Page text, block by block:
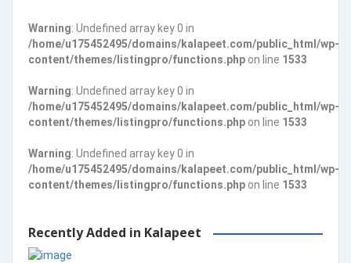
Warning: Undefined array key 0 in
/home/u175452495/domains/kalapeet.com/public_html/wp-
content/themes/listingpro/functions.php on line 1533
Warning: Undefined array key 0 in
/home/u175452495/domains/kalapeet.com/public_html/wp-
content/themes/listingpro/functions.php on line 1533
Warning: Undefined array key 0 in
/home/u175452495/domains/kalapeet.com/public_html/wp-
content/themes/listingpro/functions.php on line 1533
Recently Added in Kalapeet